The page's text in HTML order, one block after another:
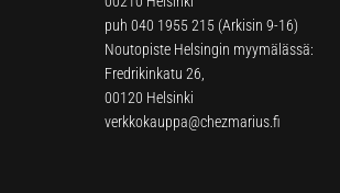
puh 040 1955 215 (Arkisin 9-16)
Noutopiste Helsingin myymälässä:
Fredrikinkatu 26,
00120 Helsinki
verkkokauppa@chezmarius.fi